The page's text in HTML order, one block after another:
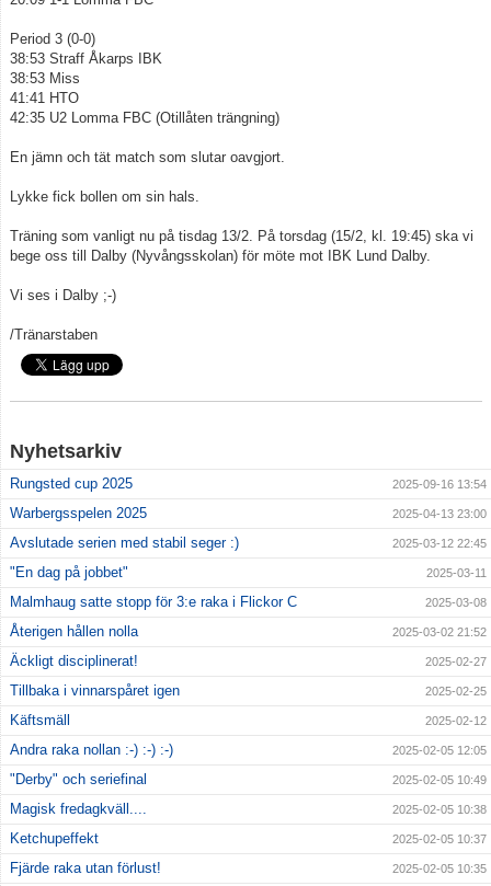
Period 3 (0-0)
38:53 Straff Åkarps IBK
38:53 Miss
41:41 HTO
42:35 U2 Lomma FBC (Otillåten trängning)
En jämn och tät match som slutar oavgjort.
Lykke fick bollen om sin hals.
Träning som vanligt nu på tisdag 13/2. På torsdag (15/2, kl. 19:45) ska vi
bege oss till Dalby (Nyvångsskolan) för möte mot IBK Lund Dalby.
Vi ses i Dalby ;-)
/Tränarstaben
Nyhetsarkiv
Rungsted cup 2025 2025-09-16 13:54
Warbergsspelen 2025 2025-04-13 23:00
Avslutade serien med stabil seger :) 2025-03-12 22:45
"En dag på jobbet" 2025-03-11
Malmhaug satte stopp för 3:e raka i Flickor C 2025-03-08
Återigen hållen nolla 2025-03-02 21:52
Äckligt disciplinerat! 2025-02-27
Tillbaka i vinnarspåret igen 2025-02-25
Käftsmäll 2025-02-12
Andra raka nollan :-) :-) :-) 2025-02-05 12:05
"Derby" och seriefinal 2025-02-05 10:49
Magisk fredagkväll.... 2025-02-05 10:38
Ketchupeffekt 2025-02-05 10:37
Fjärde raka utan förlust! 2025-02-05 10:35